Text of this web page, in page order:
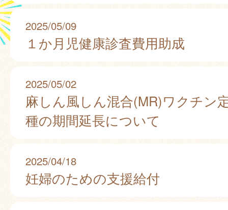
2025/05/09
１か月児健康診査費用助成
2025/05/02
麻しん風しん混合(MR)ワクチン
種の期間延長について
2025/04/18
妊婦のための支援給付